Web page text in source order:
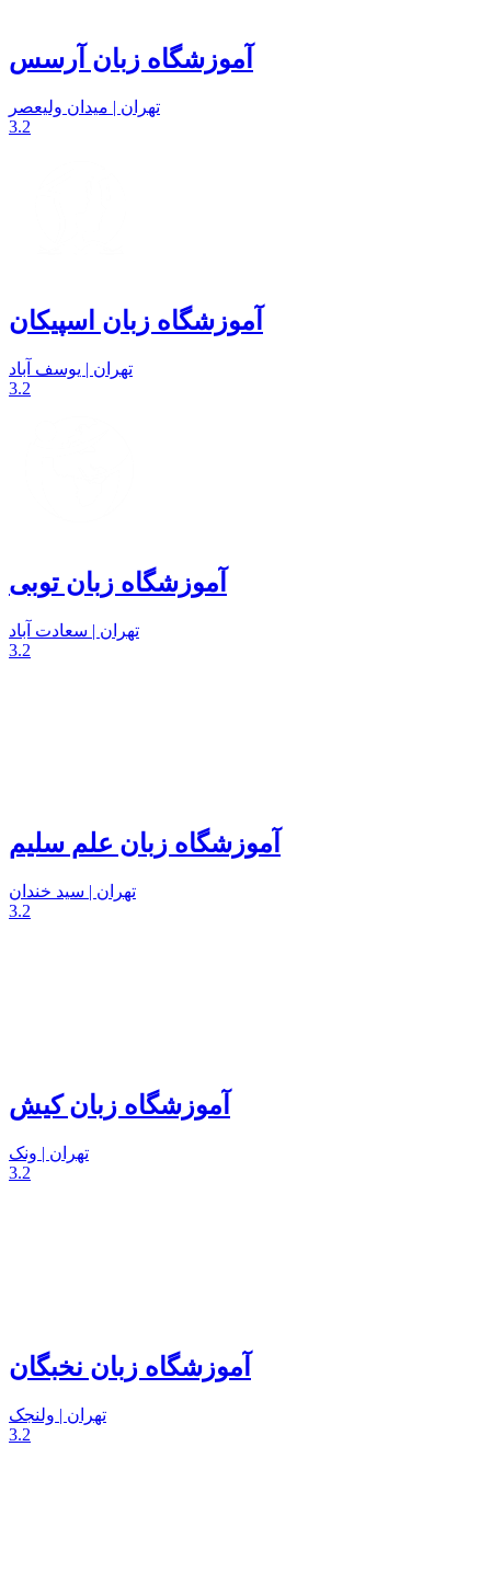
آموزشگاه زبان آرسس
تهران | میدان ولیعصر
3.2
آموزشگاه زبان اسپیکان
تهران | یوسف آباد
3.2
آموزشگاه زبان توبی
تهران | سعادت آباد
3.2
آموزشگاه زبان علم سلیم
تهران | سید خندان
3.2
آموزشگاه زبان کیش
تهران | ونک
3.2
آموزشگاه زبان نخبگان
تهران | ولنجک
3.2